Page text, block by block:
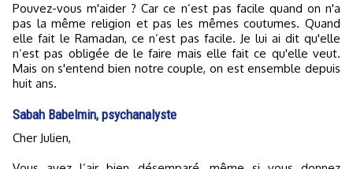
Pouvez-vous m'aider ? Car ce n’est pas facile quand on n'a
pas la même religion et pas les mêmes coutumes. Quand
elle fait le Ramadan, ce n’est pas facile. Je lui ai dit qu'elle
n’est pas obligée de le faire mais elle fait ce qu'elle veut.
Mais on s'entend bien notre couple, on est ensemble depuis
huit ans.
Sabah Babelmin, psychanalyste
Cher Julien,